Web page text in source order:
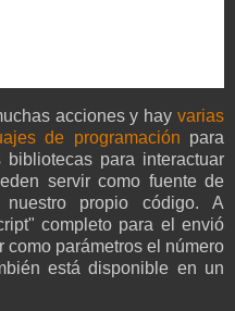
acciones y hay varias
de programación para
para interactuar
servir como fuente de
nuestro propio código. A
completo para el envió
como parámetros el número
está disponible en un